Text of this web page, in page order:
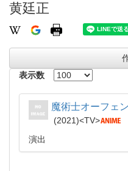
黄廷正
表示数
魔術士オーフェ
2021
TV
演出